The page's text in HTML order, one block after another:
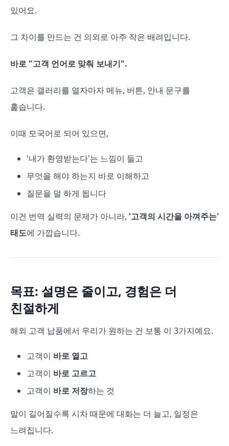
있어요.
그 차이를 만드는 건 의외로 아주 작은 배려입니다.
바로 "고객 언어로 맞춰 보내기".
고객은 갤러리를 열자마자 메뉴, 버튼, 안내 문구를
훑습니다.
이때 모국어로 되어 있으면,
'내가 환영받는다'는 느낌이 들고
무엇을 해야 하는지 바로 이해하고
질문을 덜 하게 됩니다
이건 번역 실력의 문제가 아니라, '고객의 시간을 아껴주는'
태도에 가깝습니다.
목표: 설명은 줄이고, 경험은 더
친절하게
해외 고객 납품에서 우리가 원하는 건 보통 이 3가지예요.
고객이 바로 열고
고객이 바로 고르고
고객이 바로 저장하는 것
말이 길어질수록 시차 때문에 대화는 더 늘고, 일정은
느려집니다.